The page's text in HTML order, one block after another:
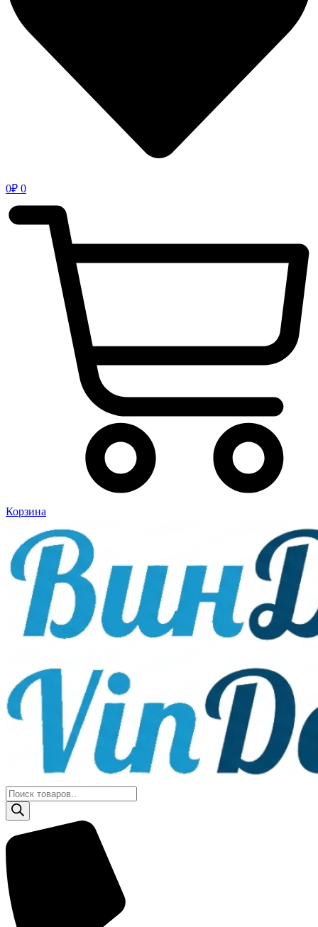
0₽ 0
Корзина
Поиск
товаров